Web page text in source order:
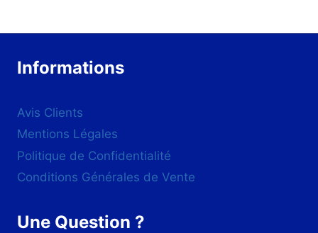
1.689,00€
Informations
Avis Clients
Mentions Légales
Politique de Confidentialité
Conditions Générales de Vente
Une Question ?